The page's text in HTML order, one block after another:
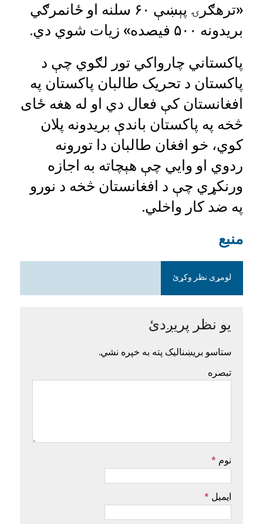
«ترهګرۍ پېښې ۶۰ سلنه او ځانمرګي
بریدونه ۵۰۰ فیصده» زیات شوي دي.
پاکستاني چارواکي تور لګوي چې د
پاکستان د تحریک طالبان پاکستان په
افغانستان کې فعال دي او له هغه ځای
څخه په پاکستان باندې بریدونه پلان
کوي، خو افغان طالبان دا تورونه
ردوي او وايي چې هېچاته به اجازه
ورنکړي چې د افغانستان څخه د نورو
په ضد کار واخلي.
منبع
لومړی نظر وکړئ
یو نظر پریږدئ
ستاسو بریښنالیک پته به خپره نشي.
تبصره
نوم *
ایمیل *